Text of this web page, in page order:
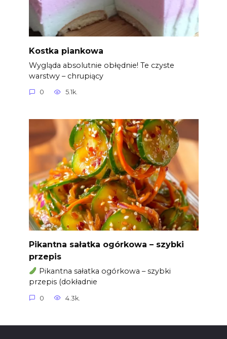
Kostka piankowa
Wygląda absolutnie obłędnie! Te czyste
warstwy – chrupiący
0 5.1k.
Pikantna sałatka ogórkowa – szybki
przepis
Pikantna sałatka ogórkowa – szybki
przepis (dokładnie
0 4.3k.